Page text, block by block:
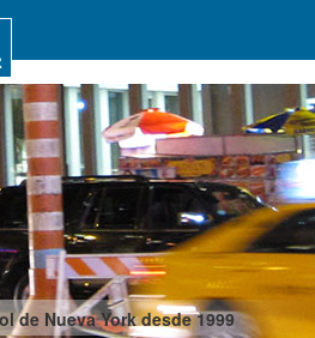
de Nueva York desde 1999